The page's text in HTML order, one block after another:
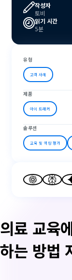
작성자
토비
읽기 시간
5분
유형
고객 사례
제품
아이 트래커
솔루션
교육 및 역량 평가
의료 교육
하는 방법